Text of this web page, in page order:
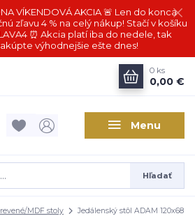
VÍKENDOVÁ AKCIA 🚨 Len do konca
zľavu 4 % na celý nákup! Stačí v košíku
⏰ Akcia platí iba do nedele, tak
výhodnejšie ešte dnes!
Menu
Hľadať
0 ks
0,00 €
MDF stoly
Jedálenský stôl ADAM 120x68